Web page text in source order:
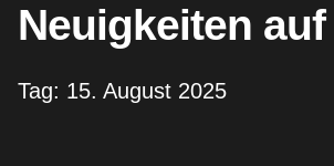
Neuigkeiten
Tag: 15. August 2025